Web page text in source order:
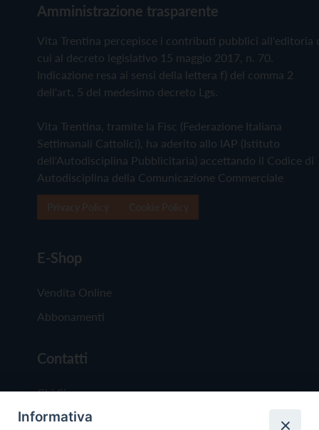
Amministrazione trasparente
Vita Trentina percepisce i contributi pubblici all'editoria
cui al decreto legislativo 15 maggio 2017, n. 70.
Indicazione resa ai sensi della lettera f) del comma 2
dell'art. 5 del medesimo decreto Lgs.
Vita Trentina, tramite la Fisc (Federazione Italiana
Settimanali Cattolici), ha aderito allo IAP (Istituto
dell'Autodisciplina Pubblicitaria) accettando il Codice di
Autodisciplina della Comunicazione Commerciale
E-Shop
Vendita Online
Abbonamenti
Contatti
Chi Siamo
Redazione
Informativa